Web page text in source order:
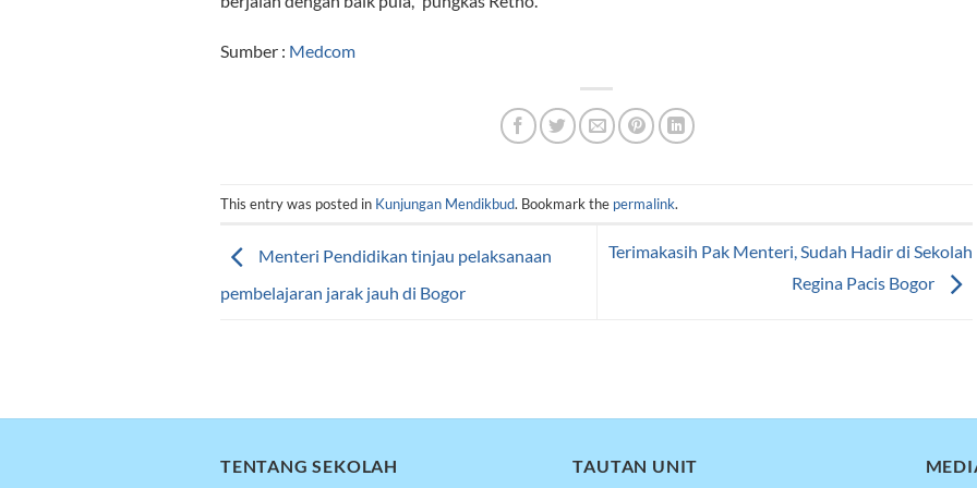
Sumber : Medcom
This entry was posted in Kunjungan Mendikbud. Bookmark the permalink.
Menteri Pendidikan tinjau pelaksanaan
pembelajaran jarak jauh di Bogor
Terimakasih Pak Menteri, Sudah Hadir di Sekolah
Regina Pacis Bogor
TENTANG SEKOLAH TAUTAN UNIT